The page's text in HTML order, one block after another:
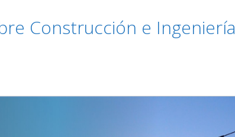
Construcción e Ingeniería